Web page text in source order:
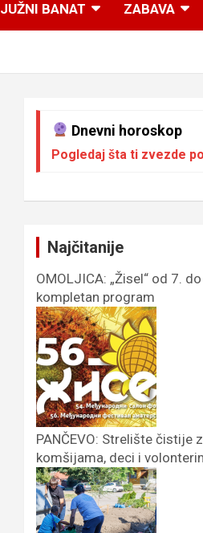
JUŽNI BANAT ZABAVA
Dnevni horoskop
Pogledaj šta ti zvezde
Najčitanije
OMOLJICA: „Žisel“ od 7.
kompletan program
PANČEVO: Strelište čistije
komšijama, deci i